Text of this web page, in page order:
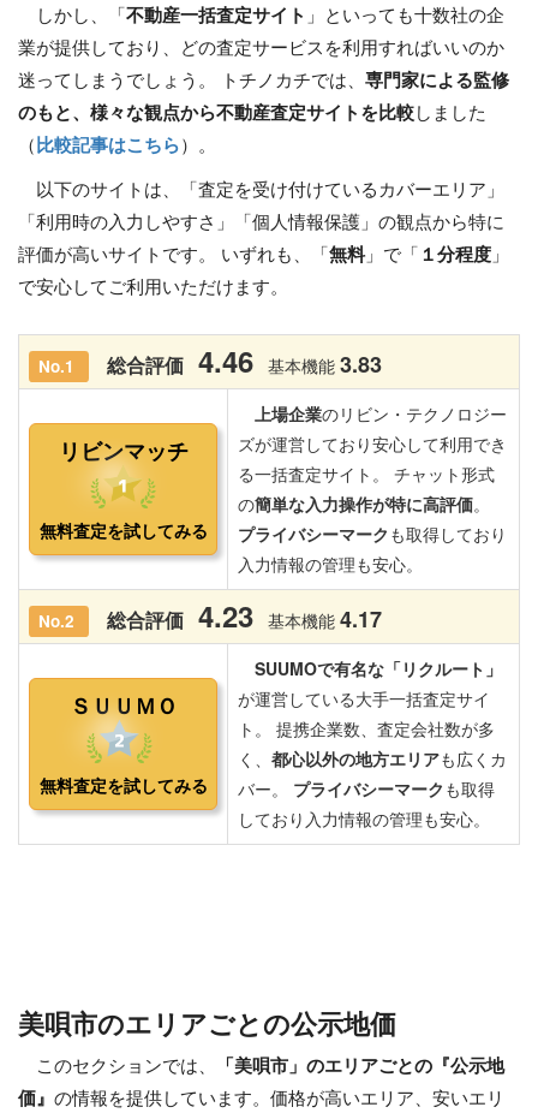
しかし、「 不動産一括査定サイト 」といっても十数社の企
業が提供しており、どの査定サービスを利用すればいいのか
迷ってしまうでしょう。 トチノカチでは、 専門家による監修
のもと、様々な観点から不動産査定サイトを比較 しました
（ 比較記事はこちら ）。
以下のサイトは、「査定を受け付けているカバーエリア」
「利用時の入力しやすさ」「個人情報保護」の観点から特に
評価が高いサイトです。 いずれも、「 無料」で「 １分程度 」
で安心してご利用いただけます。
美唄市のエリアごとの公示地価
このセクションでは、
「美唄市」のエリアごとの『公示地
価』 の情報を提供しています。価格が高いエリア、安いエリ